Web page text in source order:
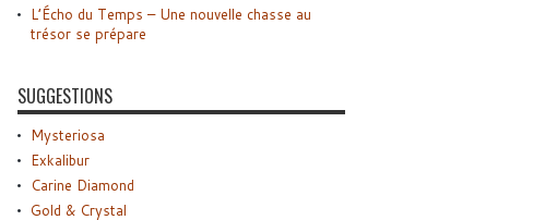
L’Écho du Temps – Une nouvelle chasse au
trésor se prépare
SUGGESTIONS
Mysteriosa
Exkalibur
Carine Diamond
Gold & Crystal